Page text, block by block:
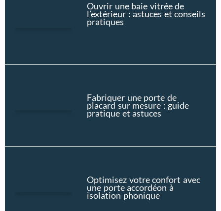
Ouvrir une baie vitrée de
l’extérieur : astuces et conseils
pratiques
Fabriquer une porte de
placard sur mesure : guide
pratique et astuces
Optimisez votre confort avec
une porte accordéon à
isolation phonique